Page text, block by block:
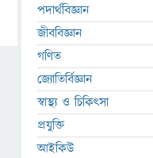
পদার্থবিজ্ঞান
জীববিজ্ঞান
গণিত
জ্যোতির্বিজ্ঞান
স্বাস্থ্য ও চিকিৎসা
প্রযুক্তি
আইকিউ